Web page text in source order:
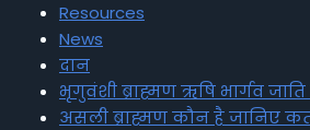
Resources
News
दान
भृगुवंशी ब्राह्मण ऋषि भार्गव
असली ब्राह्मण कौन है जानिए